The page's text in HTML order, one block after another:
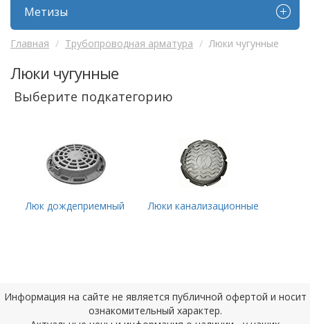
Метизы
Главная Трубопроводная арматура Люки чугунные
Люки чугунные
Выберите подкатегорию
Люк дождеприемный Люки канализационные
Информация на сайте не является публичной офертой и носит
ознакомительный характер.